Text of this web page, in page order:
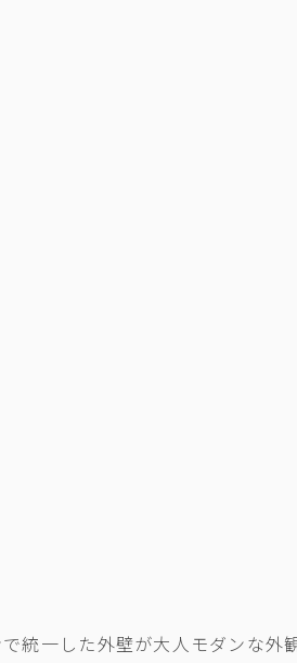
で統一した外壁が大人モダンな外